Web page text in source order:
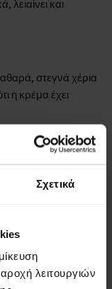
Σχετικά
λειτουργιών
λειαίνει και
στεγνά χέρια
η κρέμα έχει
πλούσιος σε
περιποιείται το
και μαλακτική